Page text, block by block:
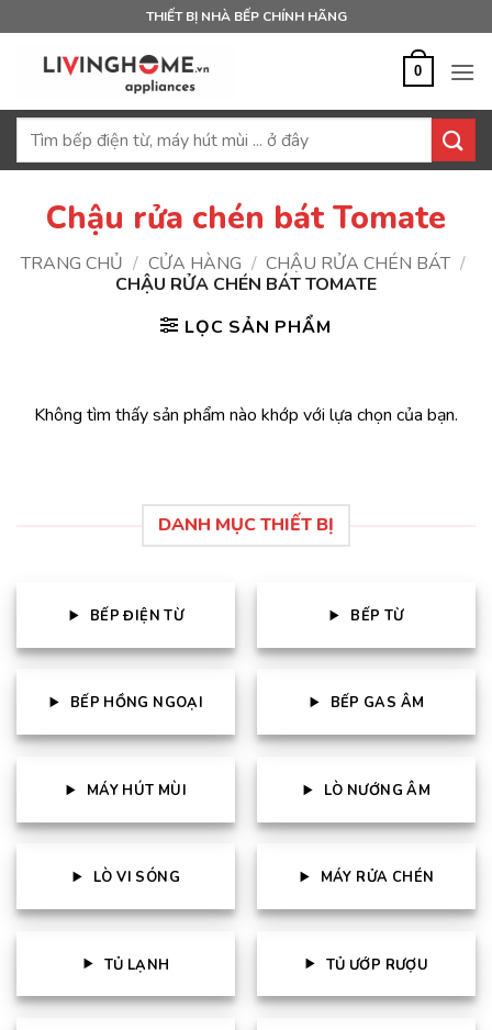
qua
THIẾT BỊ NHÀ BẾP CHÍNH HÃNG
0
Tìm
Chậu rửa chén bát Tomate
TRANG CHỦ / CỬA HÀNG / CHẬU RỬA CHÉN BÁT /
CHẬU RỬA CHÉN BÁT TOMATE
LỌC SẢN PHẨM
Không tìm thấy sản phẩm nào khớp với lựa chọn của bạn.
DANH MỤC THIẾT BỊ
BẾP ĐIỆN TỪ BẾP TỪ
BẾP HỒNG NGOẠI BẾP GAS ÂM
MÁY HÚT MÙI LÒ NƯỚNG ÂM
LÒ VI SÓNG MÁY RỬA CHÉN
TỦ LẠNH TỦ ƯỚP RƯỢU